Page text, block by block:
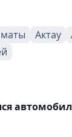
Актау